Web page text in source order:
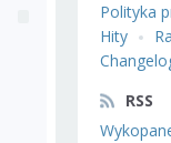
Polityka
Hity
RSS